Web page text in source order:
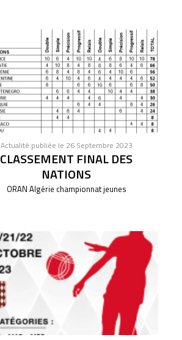
Actualité publiée le 26 Septembre 2023
CLASSEMENT FINAL DES
NATIONS
ORAN Algérie championnat jeunes